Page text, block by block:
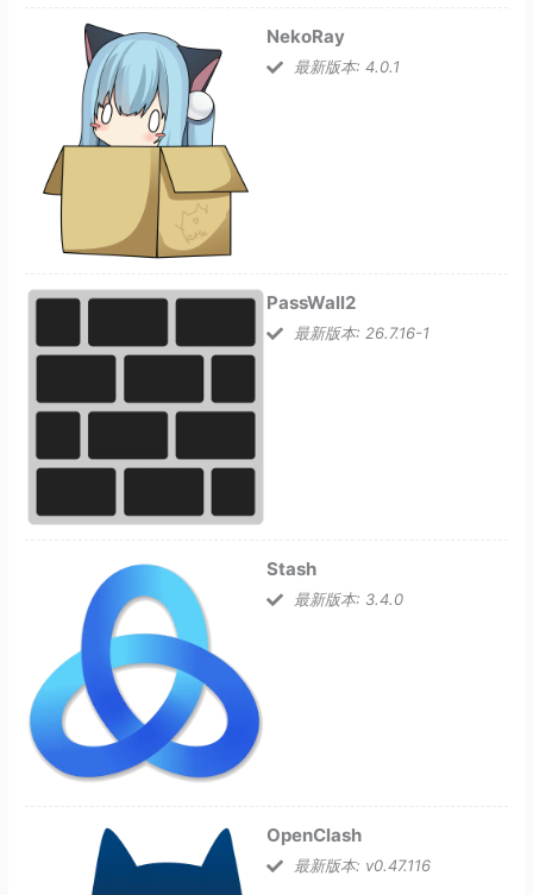
NekoRay
最新版本: 4.0.1
PassWall2
最新版本: 26.7.16-1
Stash
最新版本: 3.4.0
OpenClash
最新版本: v0.47.116